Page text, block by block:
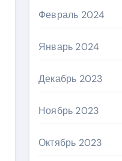
Февраль 2024
Январь 2024
Декабрь 2023
Ноябрь 2023
Октябрь 2023